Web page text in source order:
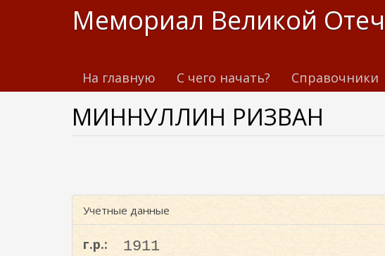
т
Мемориал Великой
На главную С чего начать? Справочники
МИННУЛЛИН РИЗВАН
Учетные данные
г.р.: 1911